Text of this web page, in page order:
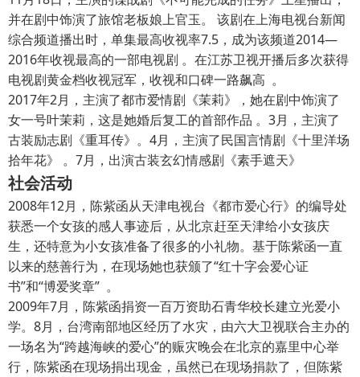
并在剧中饰演了旅馆老板娘上官玉。 该剧在上海电视台新闻
综合频道播出时，单集最高收视率7.5，成为该频道2014—
2016年收视最高的一部电视剧 。在江苏卫视开播后多次获得
电视剧黄金档收视冠军，收视和口碑一路飙高 。
2017年2月，主演了都市爱情剧《茉莉》，她在剧中饰演了
女一号叶茉莉，这是她婚后复工的首部作品 。3月，主演了
古装励志剧《重耳传》。4月，主演了民国言情剧《十里洋场
拾年花》 。7月，出演古装玄幻情感剧《素手遮天》
社会活动
2008年12月，陈紫函从天津电视台《都市爱心行》的编导处
获悉一个女孩的感人事迹后，从北京赶至天津给小女孩庆
生，还特意为小女孩准备了很多的小礼物。基于陈紫函一直
以来的慈善行为，在现场她也获颁了“红十字会爱心证
书”和“博爱奖章” 。
2009年7月，陈紫函捐资一百万资助石青华校长建立光爱小
学。8月，台湾南部地区经历了水灾，由六大卫视联合主办的
一场名为“跨越海峡的爱心”的赈灾晚会在北京的嘉里中心举
行，陈紫函在现场捐出现金，虽然已在现场捐款了，但陈紫